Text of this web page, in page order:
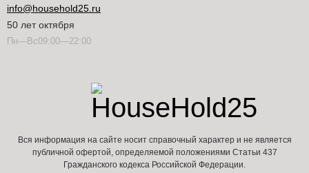
info@household25.ru
50 лет октября
Пн—Вс09:00—22:00
Вся информация на сайте носит справочный характер и не является
публичной офертой, определяемой положениями Статьи 437
Гражданского кодекса Российской Федерации.